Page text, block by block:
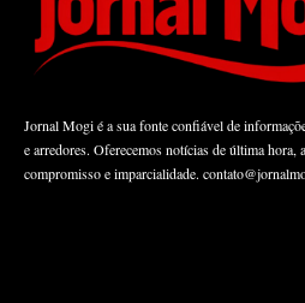
Jornal Mogi é a sua fonte confiável de
e arredores. Oferecemos notícias de última hora,
compromisso e imparcialidade.